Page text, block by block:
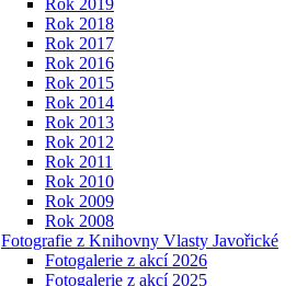
Rok 2019
Rok 2018
Rok 2017
Rok 2016
Rok 2015
Rok 2014
Rok 2013
Rok 2012
Rok 2011
Rok 2010
Rok 2009
Rok 2008
Fotografie z Knihovny Vlasty Javořické
Fotogalerie z akcí 2026
Fotogalerie z akcí 2025